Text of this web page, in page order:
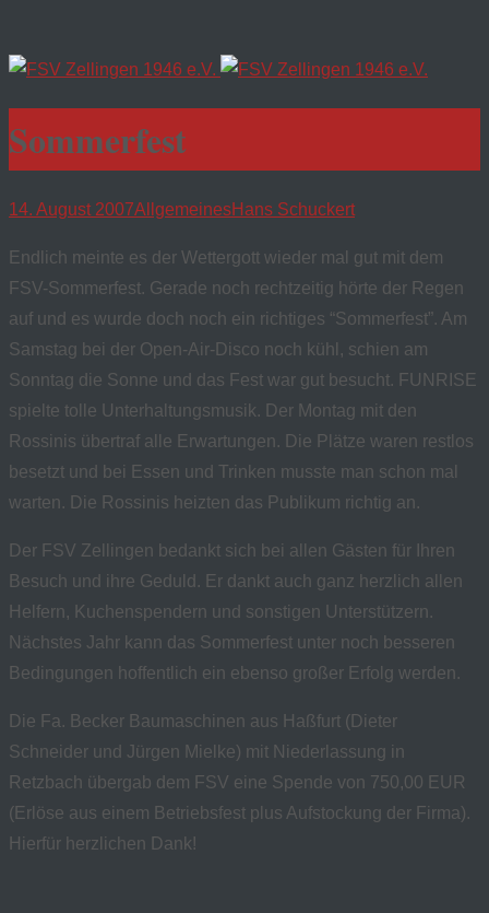
Sommerfest
14. August 2007AllgemeinesHans Schuckert
Endlich meinte es der Wettergott wieder mal gut mit dem
FSV-Sommerfest. Gerade noch rechtzeitig hörte der Regen
auf und es wurde doch noch ein richtiges “Sommerfest”. Am
Samstag bei der Open-Air-Disco noch kühl, schien am
Sonntag die Sonne und das Fest war gut besucht. FUNRISE
spielte tolle Unterhaltungsmusik. Der Montag mit den
Rossinis übertraf alle Erwartungen. Die Plätze waren restlos
besetzt und bei Essen und Trinken musste man schon mal
warten. Die Rossinis heizten das Publikum richtig an.
Der FSV Zellingen bedankt sich bei allen Gästen für Ihren
Besuch und ihre Geduld. Er dankt auch ganz herzlich allen
Helfern, Kuchenspendern und sonstigen Unterstützern.
Nächstes Jahr kann das Sommerfest unter noch besseren
Bedingungen hoffentlich ein ebenso großer Erfolg werden.
Die Fa. Becker Baumaschinen aus Haßfurt (Dieter
Schneider und Jürgen Mielke) mit Niederlassung in
Retzbach übergab dem FSV eine Spende von 750,00 EUR
(Erlöse aus einem Betriebsfest plus Aufstockung der Firma).
Hierfür herzlichen Dank!